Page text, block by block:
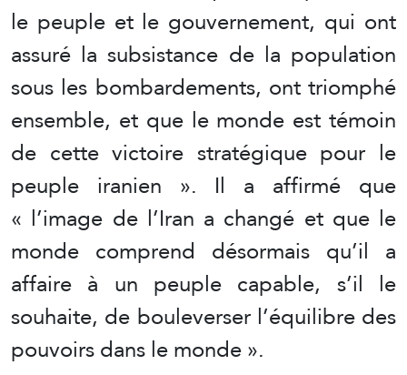
le peuple et le gouvernement, qui ont
assuré la subsistance de la population
sous les bombardements, ont triomphé
ensemble, et que le monde est témoin
de cette victoire stratégique pour le
peuple iranien ». Il a affirmé que
« l’image de l’Iran a changé et que le
monde comprend désormais qu’il a
affaire à un peuple capable, s’il le
souhaite, de bouleverser l’équilibre des
pouvoirs dans le monde ».